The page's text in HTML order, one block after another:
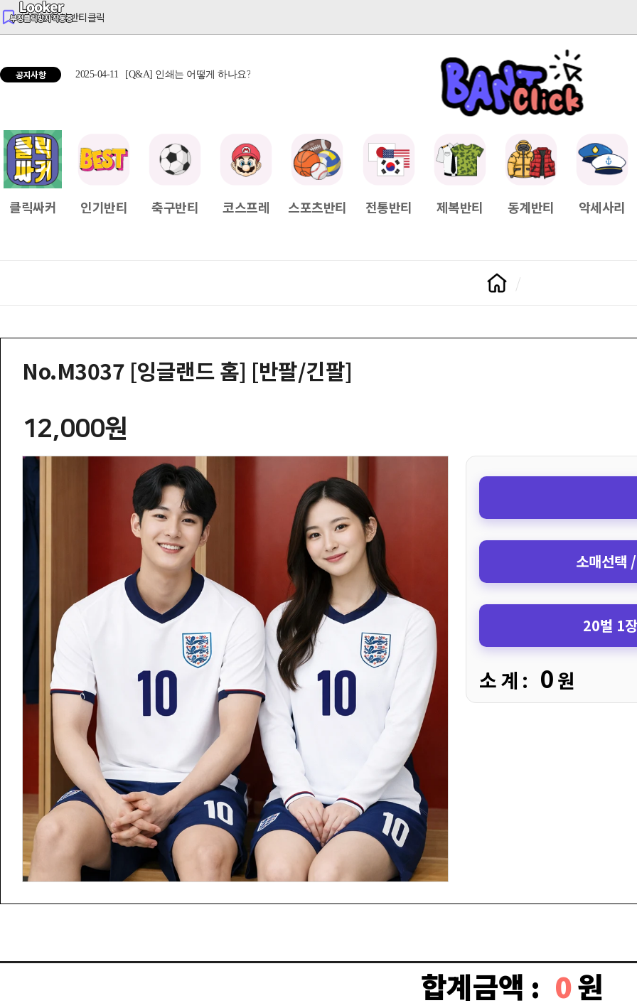
반티는 역시 반티클릭
공지사항 2025-04-11 [Q&A] 인쇄는 어떻게 하나요? [Q&A] 배송일정이 궁금하면? 2025-04-11 [Q&A] 나눠서
클릭싸커 인기반티 축구반티 코스프레 스포츠반티 전통반티 제복반티 동계반티 악세사리
No.M3037 [잉글랜드 홈] [반팔/긴팔]
12,000원
소매선택
20벌 1
소 계 : 0원
합계금액 : 0원